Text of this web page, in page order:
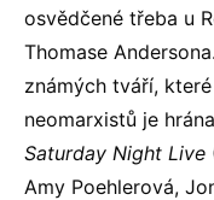
osvědčené třeba u
Thomase
známých tváří,
neomarxistů je
Saturday Night Live
Amy Poehlerová,